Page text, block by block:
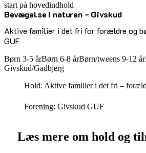
start på hovedindhold
Bevægelse i naturen - Givskud
Aktive familier i det fri for forældre og
GUF
senest opdateret 17. februar 2026
Børn 3-5 årBørn 6-8 årBørn/tweens 9-12 år
Givskud/Gadbjerg
Hold: Aktive familier i det fri –
Forening: Givskud GUF
Læs mere om hold og